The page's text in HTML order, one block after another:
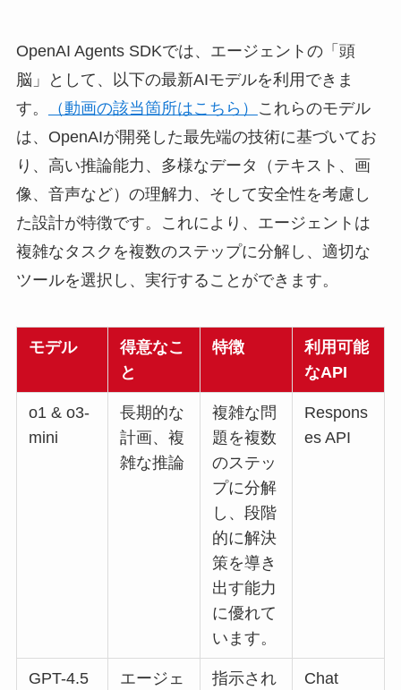
OpenAI Agents SDKでは、エージェントの「頭
脳」として、以下の最新AIモデルを利用できま
す。
（動画の該当箇所はこちら）
これらのモデル
は、OpenAIが開発した最先端の技術に基づいてお
り、高い推論能力、多様なデータ（テキスト、画
像、音声など）の理解力、そして安全性を考慮し
た設計が特徴です。これにより、エージェントは
複雑なタスクを複数のステップに分解し、適切な
ツールを選択し、実行することができます。
モデル
得意なこ
と
特徴
利用可能
なAPI
o1 & o3-
mini
長期的な
計画、複
雑な推論
複雑な問
題を複数
のステッ
プに分解
し、段階
的に解決
策を導き
出す能力
に優れて
います。
Respons
es API
GPT-4.5
エージェ
指示され
Chat